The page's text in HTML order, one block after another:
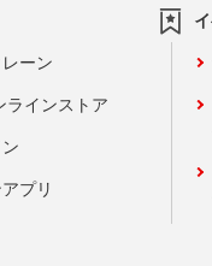
ーン
ラインストア
プリ